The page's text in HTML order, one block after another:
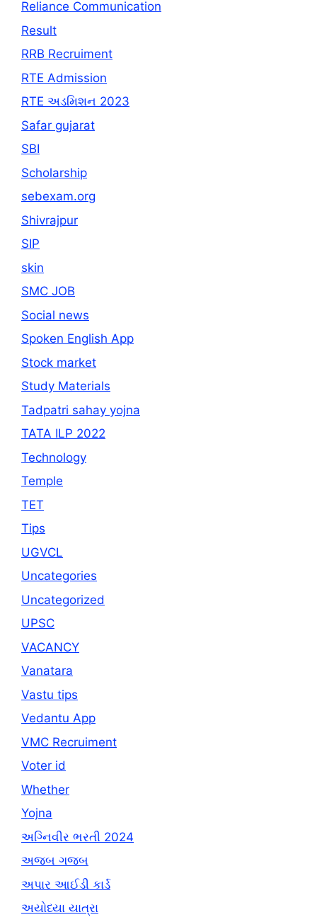
Reliance Communication
Result
RRB Recruiment
RTE Admission
RTE અડમિશન 2023
Safar gujarat
SBI
Scholarship
sebexam.org
Shivrajpur
SIP
skin
SMC JOB
Social news
Spoken English App
Stock market
Study Materials
Tadpatri sahay yojna
TATA ILP 2022
Technology
Temple
TET
Tips
UGVCL
Uncategories
Uncategorized
UPSC
VACANCY
Vanatara
Vastu tips
Vedantu App
VMC Recruiment
Voter id
Whether
Yojna
અગ્નિવીર ભરતી 2024
અજબ ગજબ
અપાર આઈડી કાર્ડ
અયોધ્યા યાત્રા